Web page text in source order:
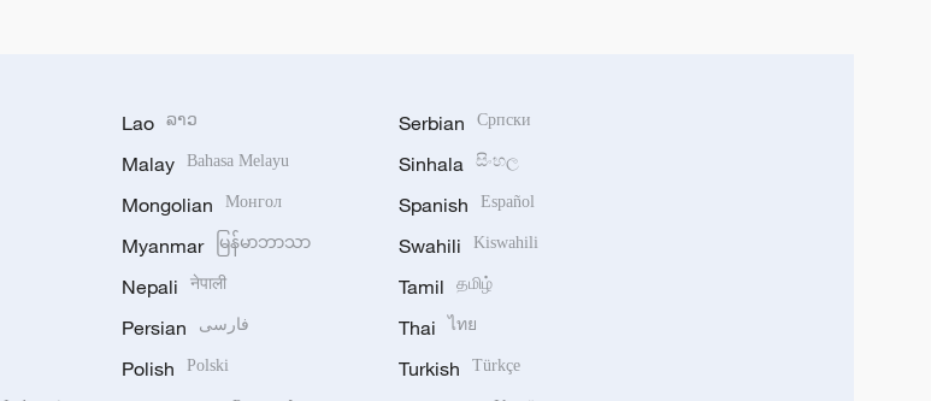
Lao ລາວ
Malay Bahasa Melayu
Mongolian Монгол
Myanmar မြန်မာဘာသာ
Nepali नेपाली
Persian فارسی
Polish Polski
Serbian Српски
Sinhala සිංහල
Spanish Español
Swahili Kiswahili
Tamil தமிழ்
Thai ไทย
Turkish Türkçe